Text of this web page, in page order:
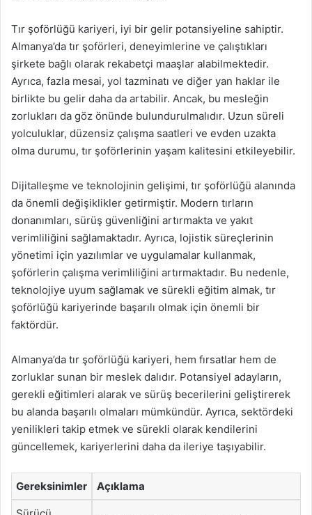
Tır şoförlüğü kariyeri, iyi bir gelir potansiyeline sahiptir.
Almanya’da tır şoförleri, deneyimlerine ve çalıştıkları
şirkete bağlı olarak rekabetçi maaşlar alabilmektedir.
Ayrıca, fazla mesai, yol tazminatı ve diğer yan haklar ile
birlikte bu gelir daha da artabilir. Ancak, bu mesleğin
zorlukları da göz önünde bulundurulmalıdır. Uzun süreli
yolculuklar, düzensiz çalışma saatleri ve evden uzakta
olma durumu, tır şoförlerinin yaşam kalitesini etkileyebilir.
Dijitalleşme ve teknolojinin gelişimi, tır şoförlüğü alanında
da önemli değişiklikler getirmiştir. Modern tırların
donanımları, sürüş güvenliğini artırmakta ve yakıt
verimliliğini sağlamaktadır. Ayrıca, lojistik süreçlerinin
yönetimi için yazılımlar ve uygulamalar kullanmak,
şoförlerin çalışma verimliliğini artırmaktadır. Bu nedenle,
teknolojiye uyum sağlamak ve sürekli eğitim almak, tır
şoförlüğü kariyerinde başarılı olmak için önemli bir
faktördür.
Almanya’da tır şoförlüğü kariyeri, hem fırsatlar hem de
zorluklar sunan bir meslek dalıdır. Potansiyel adayların,
gerekli eğitimleri alarak ve sürüş becerilerini geliştirerek
bu alanda başarılı olmaları mümkündür. Ayrıca, sektördeki
yenilikleri takip etmek ve sürekli olarak kendilerini
güncellemek, kariyerlerini daha da ileriye taşıyabilir.
Gereksinimler Açıklama